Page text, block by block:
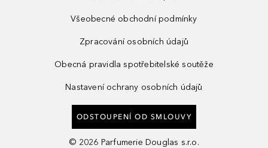
Všeobecné obchodní podmínky
Zpracování osobních údajů
Obecná pravidla spotřebitelské soutěže
Nastavení ochrany osobních údajů
ODSTOUPENÍ OD SMLOUVY
© 2026 Parfumerie Douglas s.r.o.